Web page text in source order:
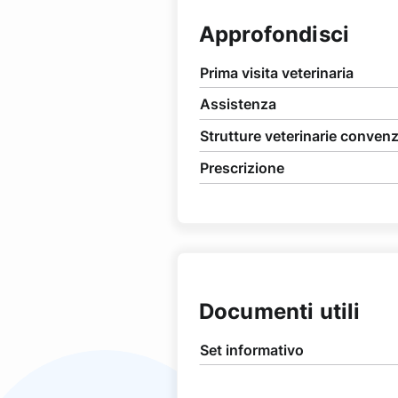
Approfondisci
Prima visita veterinaria
Assistenza
Strutture veterinarie
Prescrizione
Documenti utili
Set informativo